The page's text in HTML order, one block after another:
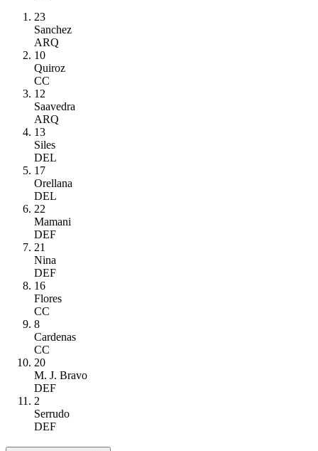
23
Sanchez
ARQ
10
Quiroz
CC
12
Saavedra
ARQ
13
Siles
DEL
17
Orellana
DEL
22
Mamani
DEF
21
Nina
DEF
16
Flores
CC
8
Cardenas
CC
20
M. J. Bravo
DEF
2
Serrudo
DEF